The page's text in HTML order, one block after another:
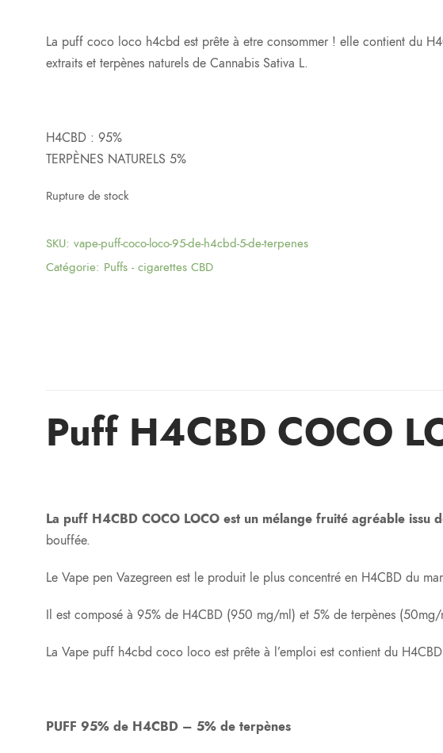
La puff coco loco h4cbd est prête à etre consommer ! elle contient du
extraits et terpènes naturels de Cannabis Sativa L.
H4CBD : 95%
TERPÈNES NATURELS 5%
Rupture de stock
SKU: vape-puff-coco-loco-95-de-h4cbd-5-de-terpenes
Catégorie: Puffs - cigarettes CBD
Puff H4CBD COCO
La puff H4CBD COCO LOCO est un mélange fruité agréable issu
bouffée.
Le Vape pen Vazegreen est le produit le plus concentré en H4CBD du
Il est composé à 95% de H4CBD (950 mg/ml) et 5% de terpènes (50mg/
La Vape puff h4cbd coco loco est prête à l’emploi est contient du
PUFF 95% de H4CBD – 5% de terpènes